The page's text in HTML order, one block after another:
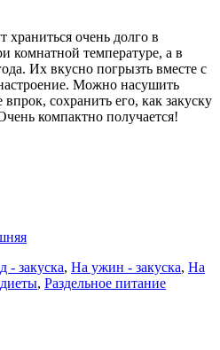
храниться очень долго в
комнатной температуре, а в
Их вкусно погрызть вместе с
Можно насушить
сохранить его, как закуску
компактно получается!
- закуска, На ужин - закуска, На
, Раздельное питание